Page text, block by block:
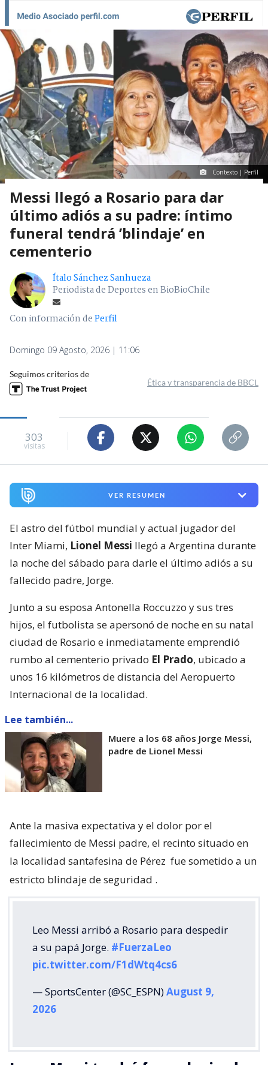
Contexto | Perfil
Messi llegó a Rosario para dar
último adiós a su padre: íntimo
funeral tendrá ’blindaje’ en
cementerio
Ítalo Sánchez Sanhueza
Periodista de Deportes en BioBioChile
Con información dePerfil
Domingo 09 Agosto, 2026 | 11:06
Seguimos criterios de
Ética y transparencia de BBCL
303
visitas
VER RESUMEN
El astro del fútbol mundial y actual jugador del
Inter Miami, Lionel Messi llegó a Argentina durante
la noche del sábado para darle el último adiós a su
fallecido padre, Jorge.
Junto a su esposa Antonella Roccuzzo y sus tres
hijos, el futbolista se apersonó de noche en su natal
ciudad de Rosario e inmediatamente emprendió
rumbo al cementerio privado El Prado, ubicado a
unos 16 kilómetros de distancia del Aeropuerto
Internacional de la localidad.
Lee también...
Muere a los 68 años Jorge Messi,
padre de Lionel Messi
Ante la masiva expectativa y el dolor por el
fallecimiento de Messi padre, el recinto situado en
la localidad santafesina de Pérez fue sometido a un
estricto blindaje de seguridad .
Leo Messi arribó a Rosario para despedir
a su papá Jorge. #FuerzaLeo
pic.twitter.com/F1dWtq4cs6
— SportsCenter (@SC_ESPN)August 9,
2026